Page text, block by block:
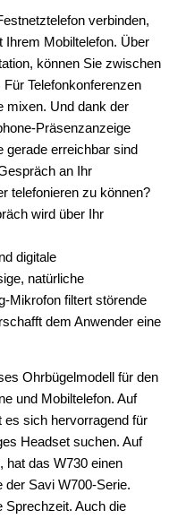
verbinden,
Ihrem Mobiltelefon. Über
können Sie zwischen
Telefonkonferenzen
mixen. Und dank der
Präsenzanzeige
gerade erreichbar sind
an Ihr
telefonieren zu können?
wird über Ihr
digitale
natürliche
Mikrofon filtert störende
dem Anwender eine
Ohrbügelmodell für den
und Mobiltelefon. Auf
es sich hervorragend für
Headset suchen. Auf
hat das W730 einen
der Savi W700-Serie.
Sprechzeit. Auch die